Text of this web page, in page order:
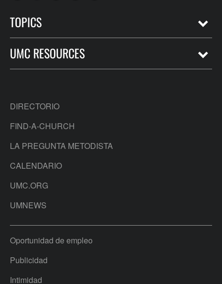
TOPICS
UMC RESOURCES
DIRECTORIO
FIND-A-CHURCH
LA PREGUNTA METODISTA
CALENDARIO
UMC.ORG
UMNEWS
Oportunidad de empleo
Publicidad
Intimidad